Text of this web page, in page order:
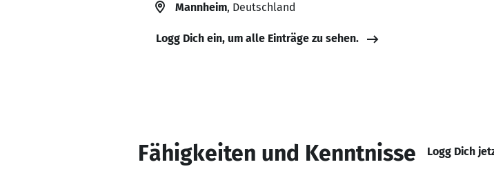
Mannheim, Deutschland
Logg Dich ein, um alle Einträge zu sehen.
Fähigkeiten und Kenntnisse Logg Dich